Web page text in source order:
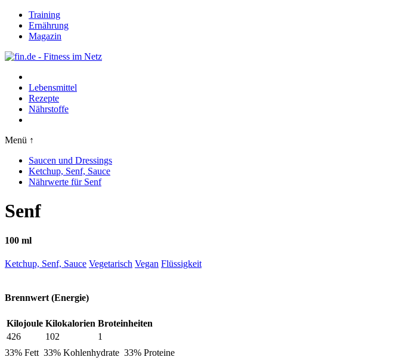
Training
Ernährung
Magazin
Lebensmittel
Rezepte
Nährstoffe
Menü ↑
Saucen und Dressings
Ketchup, Senf, Sauce
Nährwerte für Senf
Senf
100 ml
Ketchup, Senf, Sauce Vegetarisch Vegan Flüssigkeit
Brennwert(Energie)
Kilojoule Kilokalorien Broteinheiten
426
102
1
33% Fett 33% Kohlenhydrate 33% Proteine